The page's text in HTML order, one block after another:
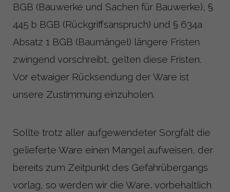
BGB (Bauwerke und Sachen für Bauwerke), §
445 b BGB (Rückgriffsanspruch) und § 634a
Absatz 1 BGB (Baumängel) längere Fristen
zwingend vorschreibt, gelten diese Fristen.
Vor etwaiger Rücksendung der Ware ist
unsere Zustimmung einzuholen.
Sollte trotz aller aufgewendeter Sorgfalt die
gelieferte Ware einen Mangel aufweisen, der
bereits zum Zeitpunkt des Gefahrübergangs
vorlag, so werden wir die Ware, vorbehaltlich